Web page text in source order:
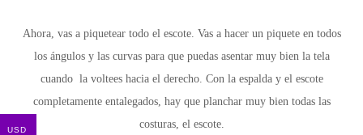
Ahora, vas a piquetear todo el escote. Vas a hacer un piquete en todos
los ángulos y las curvas para que puedas asentar muy bien la tela
cuando la voltees hacia el derecho. Con la espalda y el escote
completamente entalegados, hay que planchar muy bien todas las
costuras, el escote.
USD